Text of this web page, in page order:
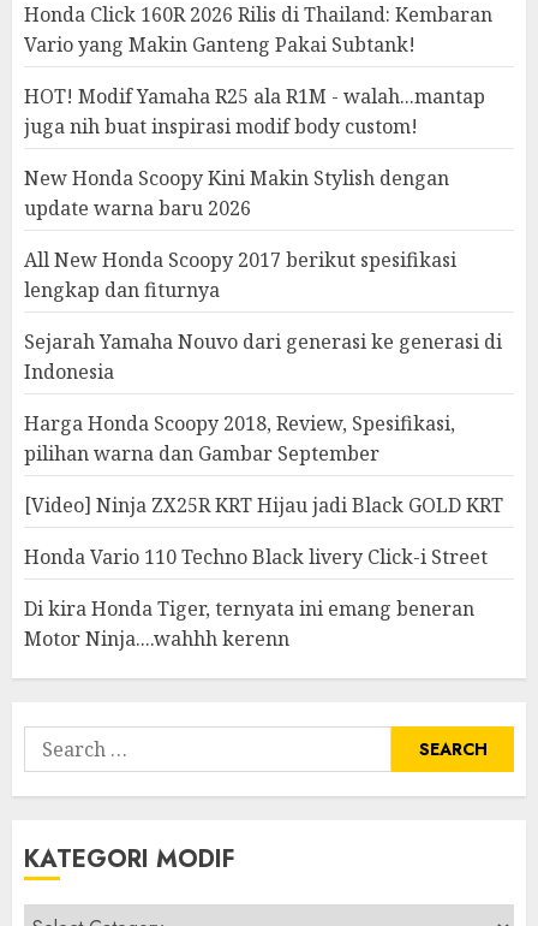
Honda Click 160R 2026 Rilis di Thailand: Kembaran
Vario yang Makin Ganteng Pakai Subtank!
HOT! Modif Yamaha R25 ala R1M - walah...mantap
juga nih buat inspirasi modif body custom!
New Honda Scoopy Kini Makin Stylish dengan
update warna baru 2026
All New Honda Scoopy 2017 berikut spesifikasi
lengkap dan fiturnya
Sejarah Yamaha Nouvo dari generasi ke generasi di
Indonesia
Harga Honda Scoopy 2018, Review, Spesifikasi,
pilihan warna dan Gambar September
[Video] Ninja ZX25R KRT Hijau jadi Black GOLD KRT
Honda Vario 110 Techno Black livery Click-i Street
Di kira Honda Tiger, ternyata ini emang beneran
Motor Ninja....wahhh kerenn
Search
for:
KATEGORI MODIF
Kategori